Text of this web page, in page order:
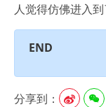
人觉得仿佛进入到
END
分享到：  